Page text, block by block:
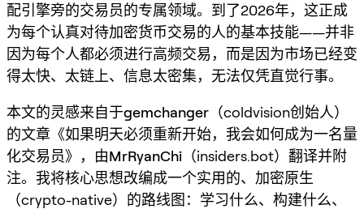
配引擎旁的交易员的专属领域。到了2026年，这正成
为每个认真对待加密货币交易的人的基本技能——并非
因为每个人都必须进行高频交易，而是因为市场已经变
得太快、太链上、信息太密集，无法仅凭直觉行事。
本文的灵感来自于gemchanger （coldvision创始人）
的文章《如果明天必须重新开始，我会如何成为一名量
化交易员》，由MrRyanChi （insiders.bot）翻译并附
注。我将核心思想改编成一个实用的、加密原生
（crypto-native）的路线图：学习什么、构建什么、